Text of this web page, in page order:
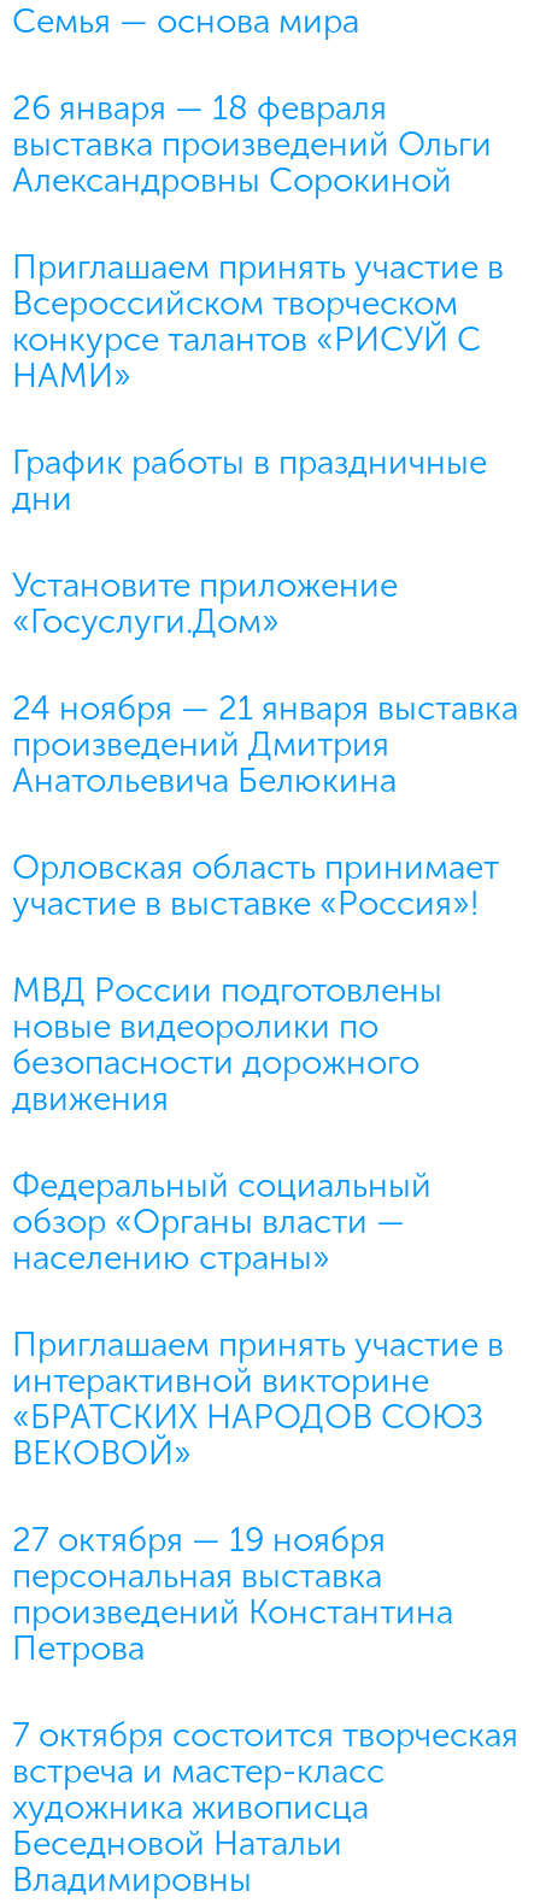
Семья — основа мира
26 января — 18 февраля
выставка произведений Ольги
Александровны Сорокиной
Приглашаем принять участие в
Всероссийском творческом
конкурсе талантов «РИСУЙ С
НАМИ»
График работы в праздничные
дни
Установите приложение
«Госуслуги.Дом»
24 ноября — 21 января выставка
произведений Дмитрия
Анатольевича Белюкина
Орловская область принимает
участие в выставке «Россия»!
МВД России подготовлены
новые видеоролики по
безопасности дорожного
движения
Федеральный социальный
обзор «Органы власти —
населению страны»
Приглашаем принять участие в
интерактивной викторине
«БРАТСКИХ НАРОДОВ СОЮЗ
ВЕКОВОЙ»
27 октября — 19 ноября
персональная выставка
произведений Константина
Петрова
7 октября состоится творческая
встреча и мастер-класс
художника живописца
Беседновой Натальи
Владимировны